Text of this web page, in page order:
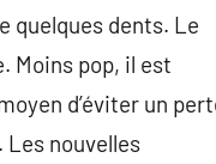
quelques dents. Le
Moins pop, il est
d’éviter un
nouvelles